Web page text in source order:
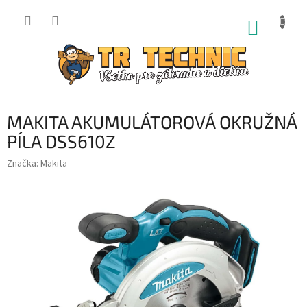
MAKITA AKUMULÁTOROVÁ OKRUŽNÁ
PÍLA DSS610Z
Značka: Makita